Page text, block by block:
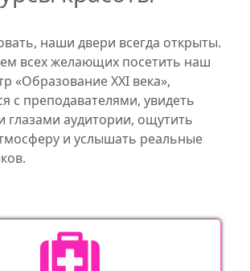
наши двери всегда открыты.
всех желающих посетить наш
«Образование XXI века»,
с преподавателями, увидеть
глазами аудитории, ощутить
и услышать реальные